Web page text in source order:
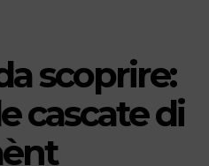
scoprire:
cascate di